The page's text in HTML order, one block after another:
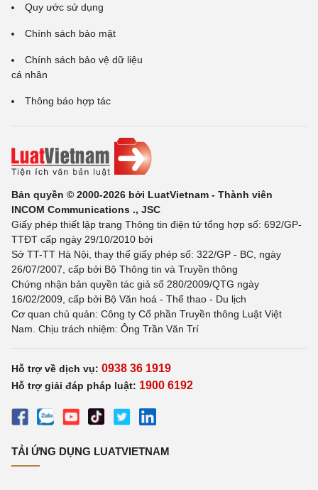
Quy ước sử dụng
Chính sách bảo mật
Chính sách bảo vệ dữ liệu
cá nhân
Thông báo hợp tác
Bản quyền © 2000-2026 bởi LuatVietnam - Thành viên
INCOM Communications ., JSC
Giấy phép thiết lập trang Thông tin điện tử tổng hợp số: 692/GP-
TTĐT cấp ngày 29/10/2010 bởi
Sở TT-TT Hà Nội, thay thế giấy phép số: 322/GP - BC, ngày
26/07/2007, cấp bởi Bộ Thông tin và Truyền thông
Chứng nhận bản quyền tác giả số 280/2009/QTG ngày
16/02/2009, cấp bởi Bộ Văn hoá - Thể thao - Du lịch
Cơ quan chủ quản: Công ty Cổ phần Truyền thông Luật Việt
Nam. Chịu trách nhiệm: Ông Trần Văn Trí
Hỗ trợ về dịch vụ: 0938 36 1919
Hỗ trợ giải đáp pháp luật: 1900 6192
TẢI ỨNG DỤNG LUATVIETNAM